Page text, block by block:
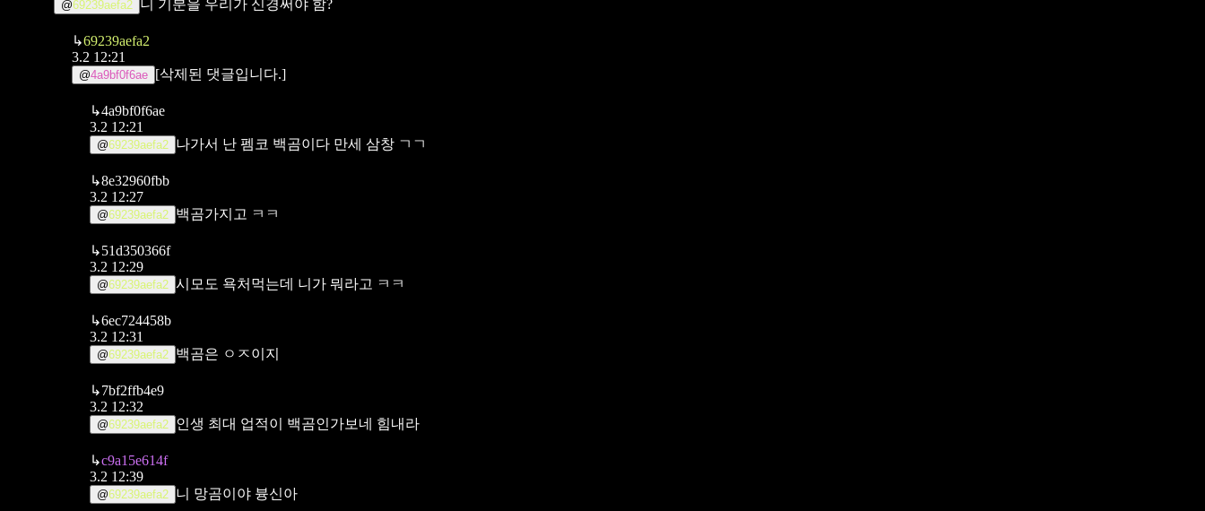
@69239aefa2 니 기분을 우리가 신경써야 함?
↳69239aefa2
3.2 12:21
@4a9bf0f6ae [삭제된 댓글입니다.]
↳4a9bf0f6ae
3.2 12:21
@69239aefa2 나가서 난 펨코 백곰이다 만세 삼창 ㄱㄱ
↳8e32960fbb
3.2 12:27
@69239aefa2 백곰가지고 ㅋㅋ
↳51d350366f
3.2 12:29
@69239aefa2 시모도 욕처먹는데 니가 뭐라고 ㅋㅋ
↳6ec724458b
3.2 12:31
@69239aefa2 백곰은 ㅇㅈ이지
↳7bf2ffb4e9
3.2 12:32
@69239aefa2 인생 최대 업적이 백곰인가보네 힘내라
↳c9a15e614f
3.2 12:39
@69239aefa2 니 망곰이야 븅신아